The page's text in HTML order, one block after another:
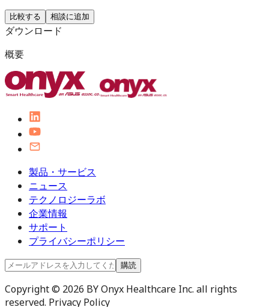
比較する 相談に追加
ダウンロード
概要
製品・サービス
ニュース
テクノロジーラボ
企業情報
サポート
プライバシーポリシー
購読
Copyright © 2026 BY Onyx Healthcare Inc. all rights
reserved. Privacy Policy